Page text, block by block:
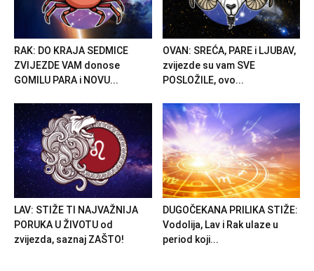
RAK: DO KRAJA SEDMICE
ZVIJEZDE VAM donose
GOMILU PARA i NOVU...
OVAN: SREĆA, PARE i LJUBAV,
zvijezde su vam SVE
POSLOŽILE, ovo...
LAV: STIŽE TI NAJVAŽNIJA
PORUKA U ŽIVOTU od
zvijezda, saznaj ZAŠTO!
DUGOČEKANA PRILIKA STIŽE:
Vodolija, Lav i Rak ulaze u
period koji...